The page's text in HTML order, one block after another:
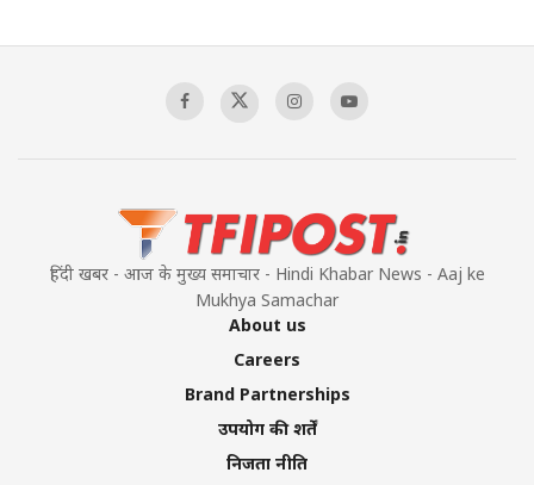
Sagar
हिंदी खबर - आज के मुख्य समाचार - Hindi Khabar News - Aaj ke
Mukhya Samachar
About us
Careers
Brand Partnerships
उपयोग की शर्तें
निजता नीति